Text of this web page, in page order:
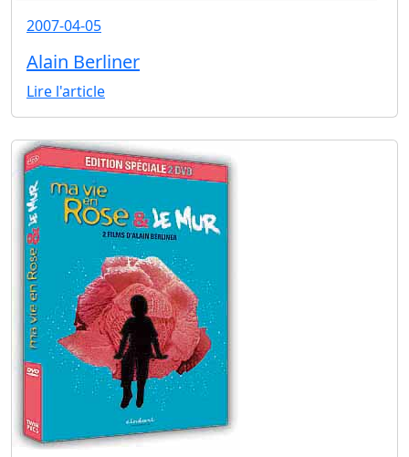
2007-04-05
Alain Berliner
Lire l'article